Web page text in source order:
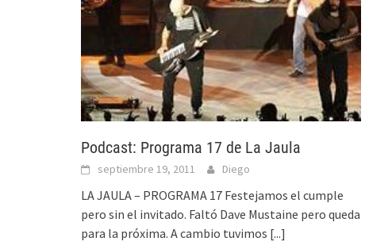
Podcast: Programa 17 de La Jaula
septiembre 19, 2011 Diego
LA JAULA – PROGRAMA 17 Festejamos el cumple
pero sin el invitado. Faltó Dave Mustaine pero queda
para la próxima. A cambio tuvimos [...]